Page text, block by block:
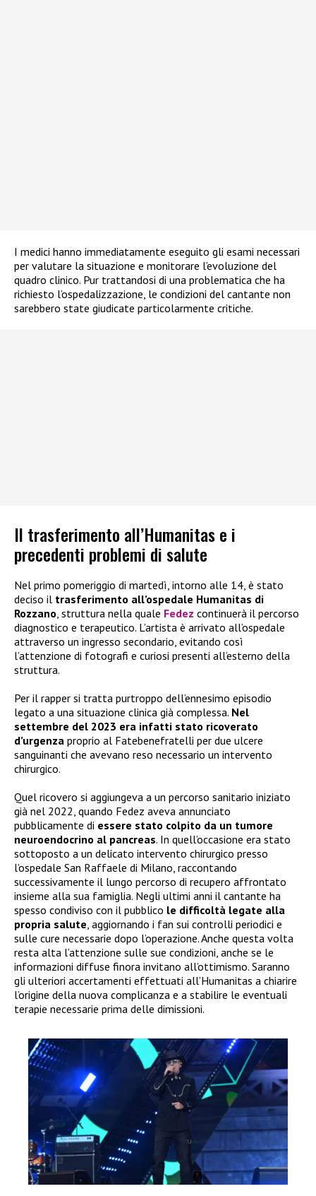
I medici hanno immediatamente eseguito gli esami necessari
per valutare la situazione e monitorare l’evoluzione del
quadro clinico. Pur trattandosi di una problematica che ha
richiesto l’ospedalizzazione, le condizioni del cantante non
sarebbero state giudicate particolarmente critiche.
Il trasferimento all’Humanitas e i
precedenti problemi di salute
Nel primo pomeriggio di martedì, intorno alle 14, è stato
deciso il trasferimento all’ospedale Humanitas di
Rozzano, struttura nella quale Fedez continuerà il percorso
diagnostico e terapeutico. L’artista è arrivato all’ospedale
attraverso un ingresso secondario, evitando così
l’attenzione di fotografi e curiosi presenti all’esterno della
struttura.
Per il rapper si tratta purtroppo dell’ennesimo episodio
legato a una situazione clinica già complessa. Nel
settembre del 2023 era infatti stato ricoverato
d’urgenza proprio al Fatebenefratelli per due ulcere
sanguinanti che avevano reso necessario un intervento
chirurgico.
Quel ricovero si aggiungeva a un percorso sanitario iniziato
già nel 2022, quando Fedez aveva annunciato
pubblicamente di essere stato colpito da un tumore
neuroendocrino al pancreas. In quell’occasione era stato
sottoposto a un delicato intervento chirurgico presso
l’ospedale San Raffaele di Milano, raccontando
successivamente il lungo percorso di recupero affrontato
insieme alla sua famiglia. Negli ultimi anni il cantante ha
spesso condiviso con il pubblico le difficoltà legate alla
propria salute, aggiornando i fan sui controlli periodici e
sulle cure necessarie dopo l’operazione. Anche questa volta
resta alta l’attenzione sulle sue condizioni, anche se le
informazioni diffuse finora invitano all’ottimismo. Saranno
gli ulteriori accertamenti effettuati all’Humanitas a chiarire
l’origine della nuova complicanza e a stabilire le eventuali
terapie necessarie prima delle dimissioni.